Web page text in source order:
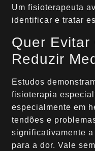
Um fisioterapeuta
identificar e tratar
Quer Evitar
Reduzir
Estudos
fisioterapia
especialmente em
tendões e
significativamente
para a dor. Vale